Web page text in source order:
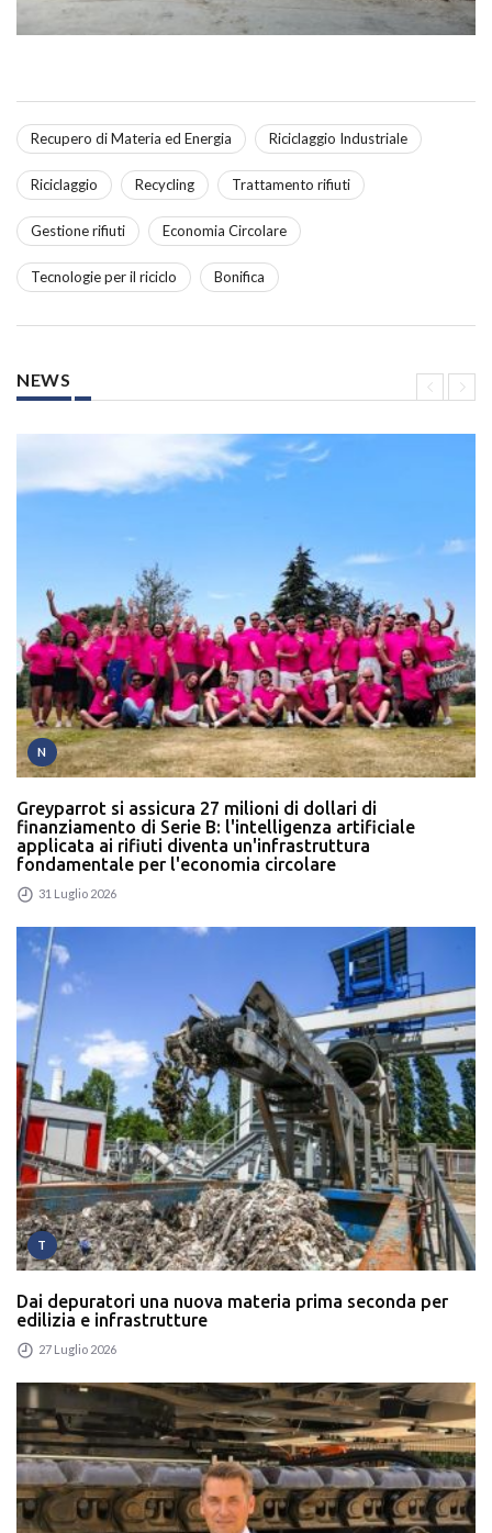
Recupero di Materia ed Energia Riciclaggio Industriale
Riciclaggio Recycling Trattamento rifiuti
Gestione rifiuti Economia Circolare
Tecnologie per il riciclo Bonifica
NEWS
N
Greyparrot si assicura 27 milioni di dollari di
finanziamento di Serie B: l'intelligenza artificiale
applicata ai rifiuti diventa un'infrastruttura
fondamentale per l'economia circolare
31 Luglio 2026
T
Dai depuratori una nuova materia prima seconda per
edilizia e infrastrutture
27 Luglio 2026